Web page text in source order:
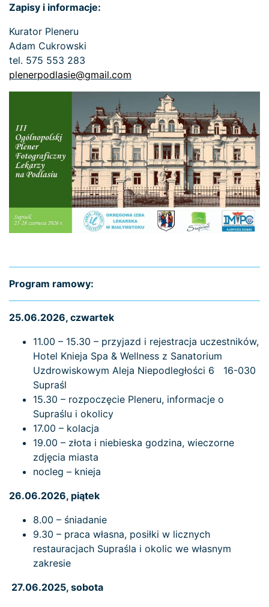
Zapisy i informacje:
Kurator Pleneru
Adam Cukrowski
tel. 575 553 283
plenerpodlasie@gmail.com
Program ramowy:
25.06.2026, czwartek
11.00 – 15.30 – przyjazd i rejestracja uczestników,
Hotel Knieja Spa & Wellness z Sanatorium
Uzdrowiskowym Aleja Niepodległości 6 16-030
Supraśl
15.30 – rozpoczęcie Pleneru, informacje o
Supraślu i okolicy
17.00 – kolacja
19.00 – złota i niebieska godzina, wieczorne
zdjęcia miasta
nocleg – knieja
26.06.2026, piątek
8.00 – śniadanie
9.30 – praca własna, posiłki w licznych
restauracjach Supraśla i okolic we własnym
zakresie
27.06.2025, sobota